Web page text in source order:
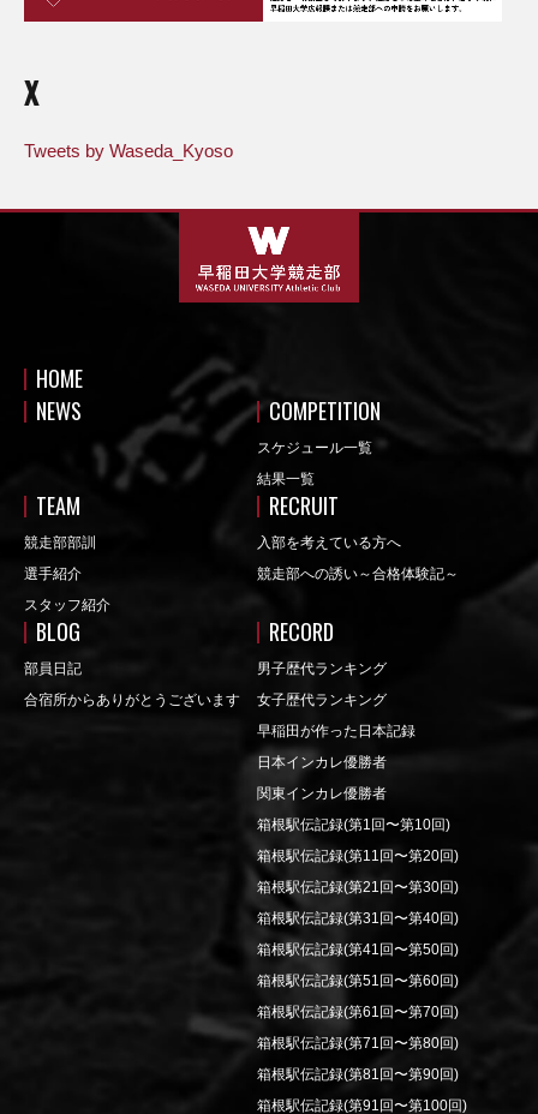
X
Tweets by Waseda_Kyoso
HOME
NEWS
COMPETITION
スケジュール一覧
結果一覧
TEAM
競走部部訓
選手紹介
スタッフ紹介
RECRUIT
入部を考えている方へ
競走部への誘い～合格体験記～
BLOG
部員日記
合宿所からありがとうございます
RECORD
男子歴代ランキング
女子歴代ランキング
早稲田が作った日本記録
日本インカレ優勝者
関東インカレ優勝者
箱根駅伝記録(第1回〜第10回)
箱根駅伝記録(第11回〜第20回)
箱根駅伝記録(第21回〜第30回)
箱根駅伝記録(第31回〜第40回)
箱根駅伝記録(第41回〜第50回)
箱根駅伝記録(第51回〜第60回)
箱根駅伝記録(第61回〜第70回)
箱根駅伝記録(第71回〜第80回)
箱根駅伝記録(第81回〜第90回)
箱根駅伝記録(第91回〜第100回)